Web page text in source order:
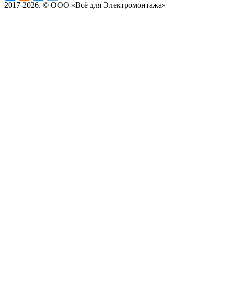
2017-2026. © ООО «Всё для Электромонтажа»